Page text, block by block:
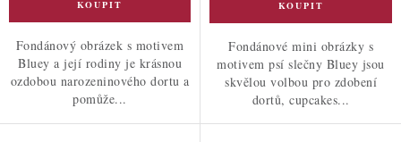
Fondánový obrázek s motivem
Bluey a její rodiny je krásnou
ozdobou narozeninového dortu a
pomůže...
Fondánové mini obrázky s
motivem psí slečny Bluey jsou
skvělou volbou pro zdobení
dortů, cupcakes...